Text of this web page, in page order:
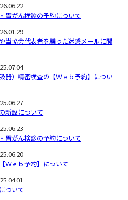
胃がん検診の予約について
当協会代表者を騙った迷惑メールに関
器）精密検査の【Ｗｅｂ予約】につい
新設について
胃がん検診の予約について
Ｗｅｂ予約】について
ついて